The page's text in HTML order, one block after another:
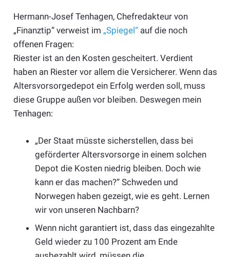
Hermann-Josef Tenhagen, Chefredakteur von
„Finanztip“ verweist im „Spiegel“auf die noch
offenen Fragen:
Riester ist an den Kosten gescheitert. Verdient
haben an Riester vor allem die Versicherer. Wenn das
Altersvorsorgedepot ein Erfolg werden soll, muss
diese Gruppe außen vor bleiben. Deswegen mein
Tenhagen:
„Der Staat müsste sicherstellen, dass bei
geförderter Altersvorsorge in einem solchen
Depot die Kosten niedrig bleiben. Doch wie
kann er das machen?“ Schweden und
Norwegen haben gezeigt, wie es geht. Lernen
wir von unseren Nachbarn?
Wenn nicht garantiert ist, dass das eingezahlte
Geld wieder zu 100 Prozent am Ende